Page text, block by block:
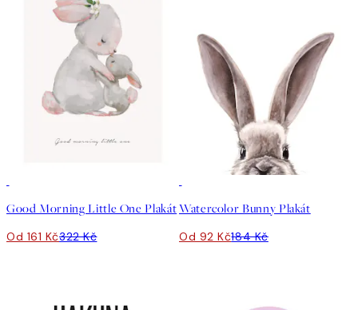
Good Morning Little One Plakát
Od 161 Kč322 Kč
Watercolor Bunny Plakát
Od 92 Kč184 Kč